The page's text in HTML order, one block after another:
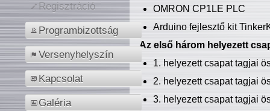
Regisztráció
Programbizottság
Versenyhelyszín
Kapcsolat
Galéria
OMRON CP1LE PLC
Arduino fejlesztő kit
Az első három helyezett
1. helyezett csapat tagjai
2. helyezett csapat tagjai
3. helyezett csapat tagjai